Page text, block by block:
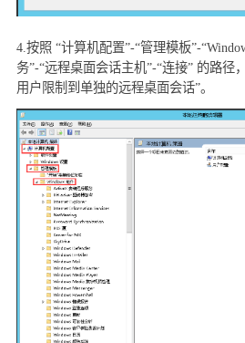
4. 按照 “计算机配置”-“管理模板”-
务”-“远程桌面会话主机”-“连接” 的路径
用户限制到单独的远程桌面会话”。